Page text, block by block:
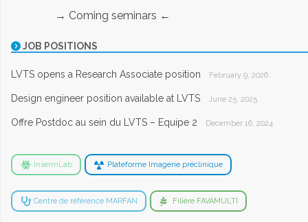
→ Coming seminars ←
JOB POSITIONS
LVTS opens a Research Associate position February 9, 2026
Design engineer position available at LVTS June 25, 2025
Offre Postdoc au sein du LVTS – Equipe 2 December 16, 2024
InsermLab Plateforme Imagerie préclinique
Centre de référence MARFAN Filière FAVAMULTI